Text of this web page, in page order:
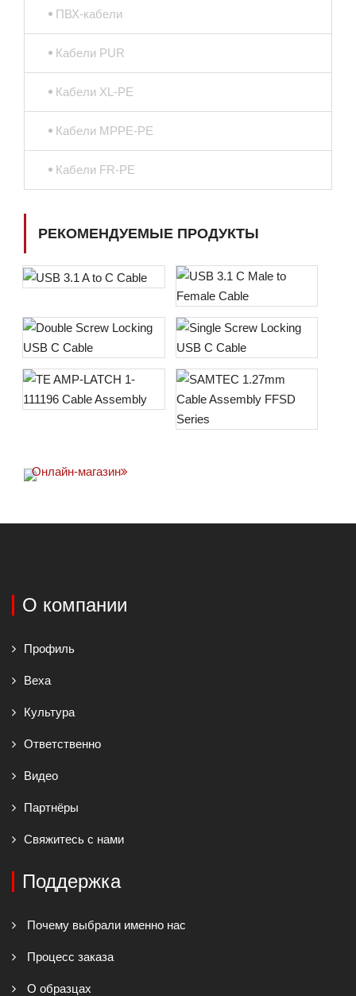
ПВХ-кабели
Кабели PUR
Кабели XL-PE
Кабели MPPE-PE
Кабели FR-PE
РЕКОМЕНДУЕМЫЕ ПРОДУКТЫ
Онлайн-магазин
О компании
Профиль
Веха
Культура
Ответственно
Видео
Партнёры
Свяжитесь с нами
Поддержка
Почему выбрали именно нас
Процесс заказа
О образцах